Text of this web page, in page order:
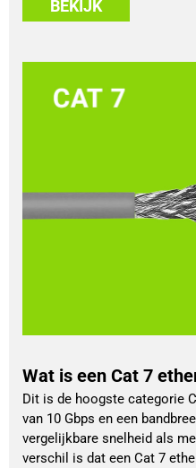
BEKIJK
Wat is een Cat 7
Dit is de hoogste categorie
van 10 Gbps en een
vergelijkbare snelheid als
verschil is dat een Cat 7